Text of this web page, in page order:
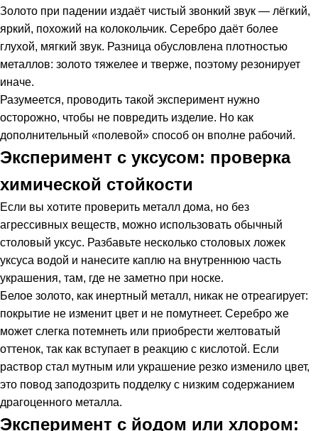
Золото при падении издаёт чистый звонкий звук — лёгкий,
яркий, похожий на колокольчик. Серебро даёт более
глухой, мягкий звук. Разница обусловлена плотностью
металлов: золото тяжелее и тверже, поэтому резонирует
иначе.
Разумеется, проводить такой эксперимент нужно
осторожно, чтобы не повредить изделие. Но как
дополнительный «полевой» способ он вполне рабочий.
Эксперимент с уксусом: проверка
химической стойкости
Если вы хотите проверить металл дома, но без
агрессивных веществ, можно использовать обычный
столовый уксус. Разбавьте несколько столовых ложек
уксуса водой и нанесите каплю на внутреннюю часть
украшения, там, где не заметно при носке.
Белое золото, как инертный металл, никак не отреагирует:
покрытие не изменит цвет и не помутнеет. Серебро же
может слегка потемнеть или приобрести желтоватый
оттенок, так как вступает в реакцию с кислотой. Если
раствор стал мутным или украшение резко изменило цвет,
это повод заподозрить подделку с низким содержанием
драгоценного металла.
Эксперимент с йодом или хлором: